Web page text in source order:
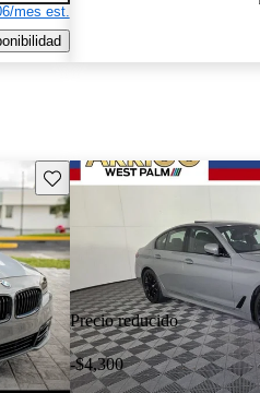
mes est.
Guarda este Aviso
Precio reducido
-$4,300